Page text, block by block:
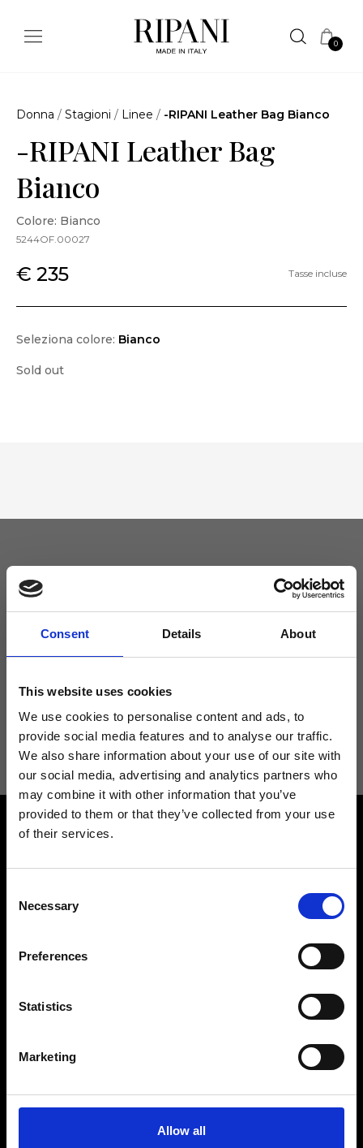
Consent Details About
This website uses cookies
We use cookies to personalise content and ads, to
provide social media features and to analyse our traffic.
We also share information about your use of our site with
our social media, advertising and analytics partners who
may combine it with other information that you’ve
provided to them or that they’ve collected from your use
of their services.
Selection
Necessary
Preferences
Statistics
Marketing
Allow all
0
Donna / Stagioni / Linee / -RIPANI Leather Bag Bianco
-RIPANI Leather Bag
Bianco
Colore: Bianco
5244OF.00027
€ 235 Tasse incluse
Seleziona colore: Bianco
Sold out
Tieniti aggiornato
Non perdere le novità di Ripani, iscriviti alla newsletter!
Acconsento a ricevere novità e promo da Ripani. Per maggiori
informazioni consulta laPrivacy Policy.
Trova il tuo negozio Ripani
Rispondiamo a tutte le tue